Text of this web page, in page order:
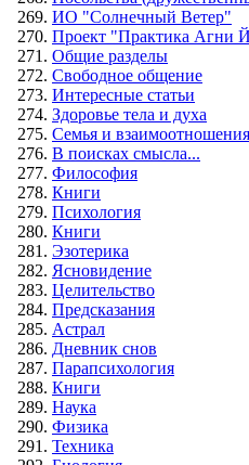
ИО "Солнечный Ветер"
Проект "Практика Агни
Общие разделы
Свободное общение
Интересные статьи
Здоровье тела и духа
Семья и взаимоотношения
В поисках смысла...
Философия
Книги
Психология
Книги
Эзотерика
Ясновидение
Целительство
Предсказания
Астрал
Дневник снов
Парапсихология
Книги
Наука
Физика
Техника